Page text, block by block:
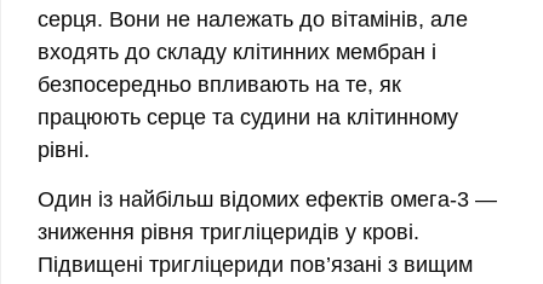
серця. Вони не належать до вітамінів, але
входять до складу клітинних мембран і
безпосередньо впливають на те, як
працюють серце та судини на клітинному
рівні.
Один із найбільш відомих ефектів омега-3 —
зниження рівня тригліцеридів у крові.
Підвищені тригліцериди пов’язані з вищим